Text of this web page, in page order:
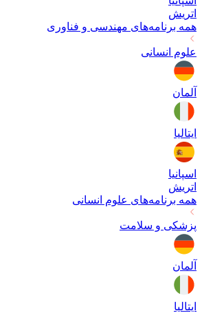
اتریش
همه برنامه‌های مهندسی و فناوری
علوم انسانی
آلمان
ایتالیا
اسپانیا
اتریش
همه برنامه‌های علوم انسانی
پزشکی و سلامت
آلمان
ایتالیا